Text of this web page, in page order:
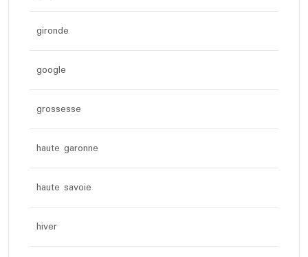
gironde
google
grossesse
haute garonne
haute savoie
hiver